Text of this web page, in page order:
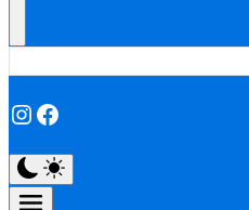
Instagram
Facebook